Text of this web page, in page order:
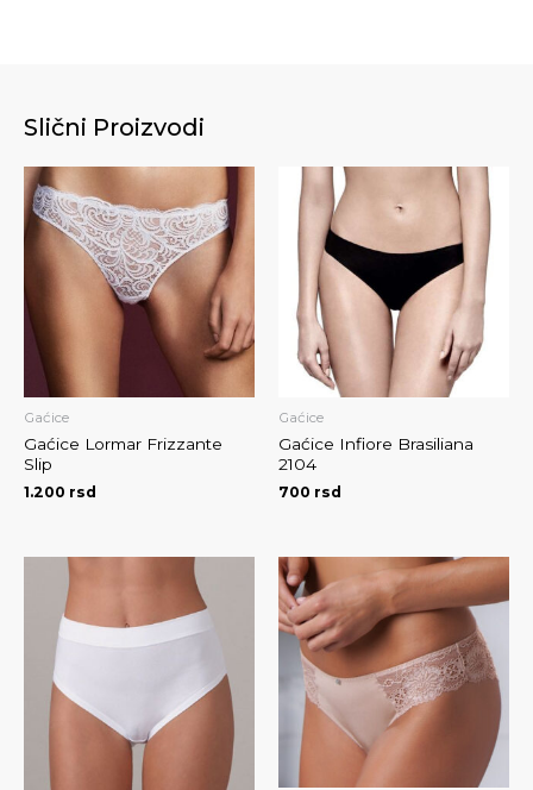
Slični Proizvodi
Gaćice
Gaćice Lormar Frizzante
Slip
1.200 rsd
Gaćice
Gaćice Infiore Brasiliana
2104
700 rsd